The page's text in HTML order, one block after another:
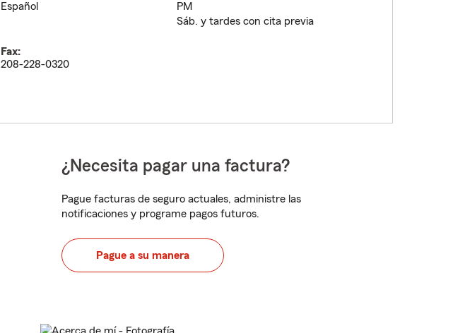
Español
PM
Sáb. y tardes con cita previa
Fax:
208-228-0320
¿Necesita pagar una factura?
Pague facturas de seguro actuales, administre las
notificaciones y programe pagos futuros.
Pague a su manera